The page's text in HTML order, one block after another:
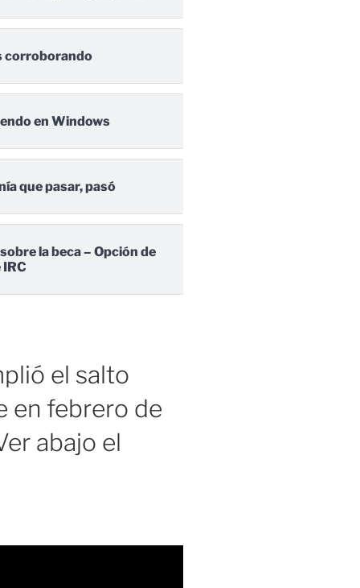
corroborando
en Windows
que pasar, pasó
la beca – Opción de
el salto
en febrero de
abajo el